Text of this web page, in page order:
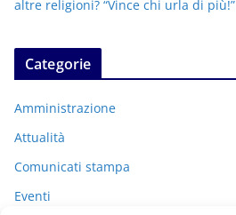
altre religioni? “Vince chi urla di più!”
Categorie
Amministrazione
Attualità
Comunicati stampa
Eventi